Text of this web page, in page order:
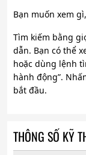
Bạn muốn xem
Tìm kiếm bằng
dẫn. Bạn có thể
hoặc dùng lệnh
hành động”.
bắt đầu.
THÔNG SỐ KỸ